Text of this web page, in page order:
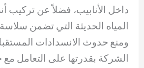
داخل الأنابيب، فضلاً عن تركيب
المياه الحديثة التي تضمن
ومنع حدوث الانسدادات
الشركة بقدرتها على التعامل مع